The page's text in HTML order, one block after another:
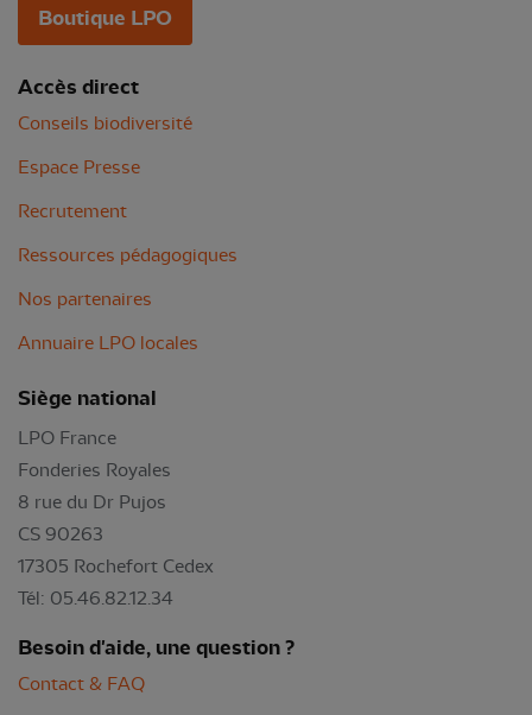
Boutique LPO
Accès direct
Conseils biodiversité
Espace Presse
Recrutement
Ressources pédagogiques
Nos partenaires
Annuaire LPO locales
Siège national
LPO France
Fonderies Royales
8 rue du Dr Pujos
CS 90263
17305 Rochefort Cedex
Tél: 05.46.82.12.34
Besoin d'aide, une question ?
Contact & FAQ